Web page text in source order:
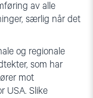
av alle
særlig når det
og regionale
som har
mot
USA. Slike